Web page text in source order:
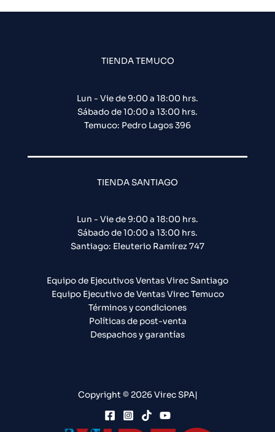
TIENDA TEMUCO
Lun - Vie de 9:00 a 18:00 hrs.
Sábado de 10:00 a 13:00 hrs.
Temuco: Pedro Lagos 396
TIENDA SANTIAGO
Lun - Vie de 9:00 a 18:00 hrs.
Sábado de 10:00 a 13:00 hrs.
Santiago: Eleuterio Ramírez 747​
Equipo de Ejecutivos Ventas Virec Santiago
Equipo Ejecutivo de Ventas Virec Temuco
Términos y condiciones
Políticas de post-venta
Despachos y garantías
Copyright © 2026 Virec SPA|